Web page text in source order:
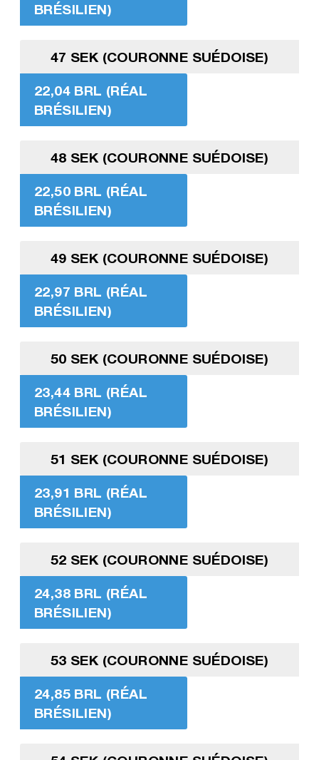
BRÉSILIEN)
47 SEK (COURONNE SUÉDOISE)
22,04 BRL (RÉAL
BRÉSILIEN)
48 SEK (COURONNE SUÉDOISE)
22,50 BRL (RÉAL
BRÉSILIEN)
49 SEK (COURONNE SUÉDOISE)
22,97 BRL (RÉAL
BRÉSILIEN)
50 SEK (COURONNE SUÉDOISE)
23,44 BRL (RÉAL
BRÉSILIEN)
51 SEK (COURONNE SUÉDOISE)
23,91 BRL (RÉAL
BRÉSILIEN)
52 SEK (COURONNE SUÉDOISE)
24,38 BRL (RÉAL
BRÉSILIEN)
53 SEK (COURONNE SUÉDOISE)
24,85 BRL (RÉAL
BRÉSILIEN)